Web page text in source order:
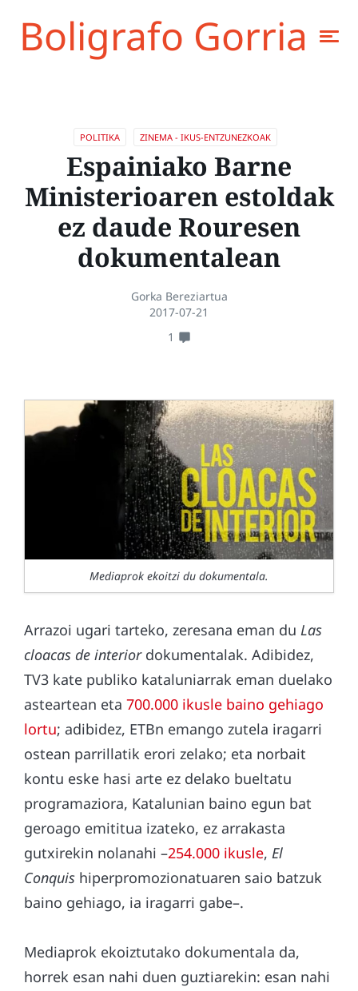
Boligrafo Gorria
POLITIKA ZINEMA - IKUS-ENTZUNEZKOAK
Espainiako Barne
Ministerioaren estoldak
ez daude Rouresen
dokumentalean
Gorka Bereziartua
2017-07-21
1
Mediaprok ekoitzi du dokumentala.
Arrazoi ugari tarteko, zeresana eman du Las
cloacas de interiordokumentalak. Adibidez,
TV3 kate publiko kataluniarrak eman duelako
asteartean eta 700.000 ikusle baino gehiago
lortu; adibidez, ETBn emango zutela iragarri
ostean parrillatik erori zelako; eta norbait
kontu eske hasi arte ez delako bueltatu
programaziora, Katalunian baino egun bat
geroago emititua izateko, ez arrakasta
gutxirekin nolanahi –254.000 ikusle, El
Conquis hiperpromozionatuaren saio batzuk
baino gehiago, ia iragarri gabe–.
Mediaprok ekoiztutako dokumentala da,
horrek esan nahi duen guztiarekin: esan nahi